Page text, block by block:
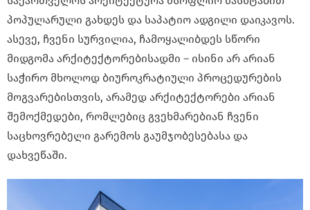
პოპულარული გახდეს და საპატიო ადგილი დაიკავოს.
ასევე, ჩვენი სურვილია, ჩამოყალიბდეს სწორი
მიდგომა არქიტექტორებისადმი – ისინი არ არიან
საჭირო მხოლოდ ბიუროკრატიული პროცედურების
მოგვარებისთვის, არამედ არქიტექტორები არიან
შემოქმედები, რომლებიც გვეხმარებიან ჩვენი
საცხოვრებელი გარემოს გაუმჯობესებასა და
დახვეწაში.